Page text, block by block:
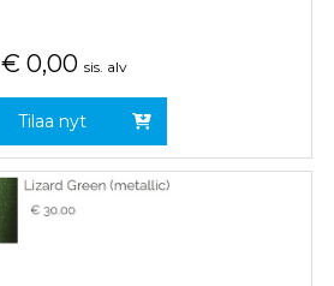
€ 0,00 sis. alv
Tilaa nyt